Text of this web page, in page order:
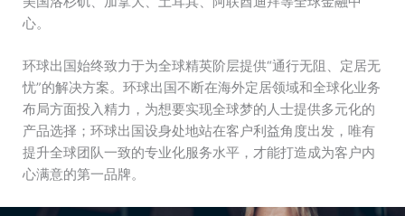
心。
环球出国始终致力于为全球精英阶层提供“通行无阻、定居无
忧”的解决方案。环球出国不断在海外定居领域和全球化业务
布局方面投入精力，为想要实现全球梦的人士提供多元化的
产品选择；环球出国设身处地站在客户利益角度出发，唯有
提升全球团队一致的专业化服务水平，才能打造成为客户内
心满意的第一品牌。